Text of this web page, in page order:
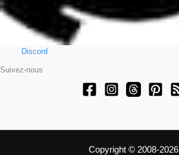
Discord
Suivez-nous
Copyright © 2008-2026